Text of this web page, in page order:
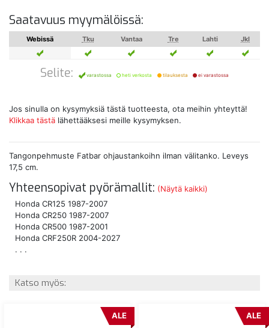
Saatavuus myymälöissä:
Webissä Tku Vantaa Tre Lahti Jkl
Selite: varastossa heti verkosta tilauksesta ei varastossa
Jos sinulla on kysymyksiä tästä tuotteesta, ota meihin yhteyttä!
Klikkaa tästä lähettääksesi meille kysymyksen.
Tangonpehmuste Fatbar ohjaustankoihn ilman välitanko. Leveys
17,5 cm.
Yhteensopivat pyörämallit: (Näytä kaikki)
Honda CR125 1987-2007
Honda CR250 1987-2007
Honda CR500 1987-2001
Honda CRF250R 2004-2027
. . .
Katso myös:
ALE ALE